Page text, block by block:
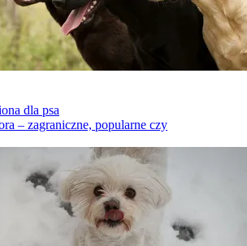
dla psa
– zagraniczne, popularne czy